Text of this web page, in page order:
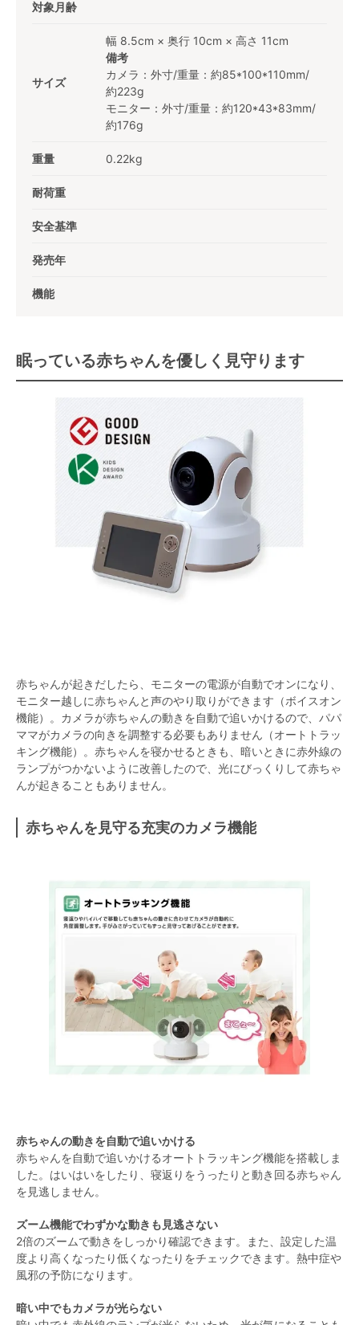
対象月齢
サイズ
幅 8.5cm × 奥行 10cm × 高さ 11cm
備考
カメラ：外寸/重量：約85*100*110mm/
約223g
モニター：外寸/重量：約120*43*83mm/
約176g
重量 0.22kg
耐荷重
安全基準
発売年
機能
眠っている赤ちゃんを優しく見守ります
赤ちゃんが起きだしたら、モニターの電源が自動でオンになり、
モニター越しに赤ちゃんと声のやり取りができます（ボイスオン
機能）。カメラが赤ちゃんの動きを自動で追いかけるので、パパ
ママがカメラの向きを調整する必要もありません（オートトラッ
キング機能）。赤ちゃんを寝かせるときも、暗いときに赤外線の
ランプがつかないように改善したので、光にびっくりして赤ちゃ
んが起きることもありません。
赤ちゃんを見守る充実のカメラ機能
赤ちゃんの動きを自動で追いかける
赤ちゃんを自動で追いかけるオートトラッキング機能を搭載しま
した。はいはいをしたり、寝返りをうったりと動き回る赤ちゃん
を見逃しません。
ズーム機能でわずかな動きも見逃さない
2倍のズームで動きをしっかり確認できます。また、設定した温
度より高くなったり低くなったりをチェックできます。熱中症や
風邪の予防になります。
暗い中でもカメラが光らない